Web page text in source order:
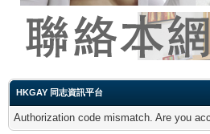
HKGAY 同志資訊平台
Authorization code mismatch. Are you